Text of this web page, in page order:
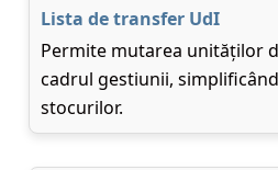
Lista de transfer UdI
Permite mutarea unităților
cadrul gestiunii,
stocurilor.